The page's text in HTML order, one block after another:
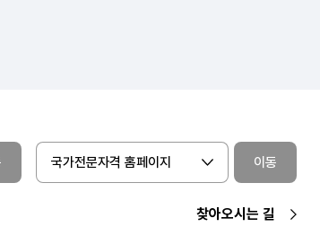
국가전문자격 홈페이지 이동
찾아오시는 길